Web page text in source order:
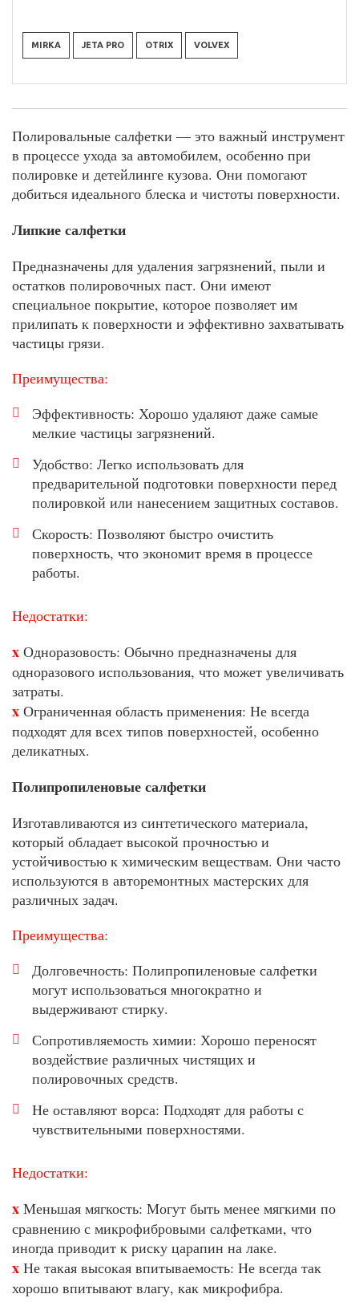
MIRKA JETA PRO OTRIX VOLVEX
Полировальные салфетки — это важный инструмент
в процессе ухода за автомобилем, особенно при
полировке и детейлинге кузова. Они помогают
добиться идеального блеска и чистоты поверхности.
Липкие салфетки
Предназначены для удаления загрязнений, пыли и
остатков полировочных паст. Они имеют
специальное покрытие, которое позволяет им
прилипать к поверхности и эффективно захватывать
частицы грязи.
Преимущества:
Эффективность: Хорошо удаляют даже самые
мелкие частицы загрязнений.
Удобство: Легко использовать для
предварительной подготовки поверхности перед
полировкой или нанесением защитных составов.
Скорость: Позволяют быстро очистить
поверхность, что экономит время в процессе
работы.
Недостатки:
x Одноразовость: Обычно предназначены для
одноразового использования, что может увеличивать
затраты.
x Ограниченная область применения: Не всегда
подходят для всех типов поверхностей, особенно
деликатных.
Полипропиленовые салфетки
Изготавливаются из синтетического материала,
который обладает высокой прочностью и
устойчивостью к химическим веществам. Они часто
используются в авторемонтных мастерских для
различных задач.
Преимущества:
Долговечность: Полипропиленовые салфетки
могут использоваться многократно и
выдерживают стирку.
Сопротивляемость химии: Хорошо переносят
воздействие различных чистящих и
полировочных средств.
Не оставляют ворса: Подходят для работы с
чувствительными поверхностями.
Недостатки:
x Меньшая мягкость: Могут быть менее мягкими по
сравнению с микрофибровыми салфетками, что
иногда приводит к риску царапин на лаке.
x Не такая высокая впитываемость: Не всегда так
хорошо впитывают влагу, как микрофибра.